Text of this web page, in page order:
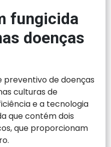
fungicida
doenças
de doenças
culturas de
e a tecnologia
que contém dois
que proporcionam